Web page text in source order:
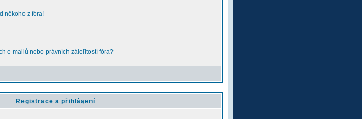
někoho z fóra!
e-mailů nebo právních záleľitostí fóra?
Registrace a přihláąení